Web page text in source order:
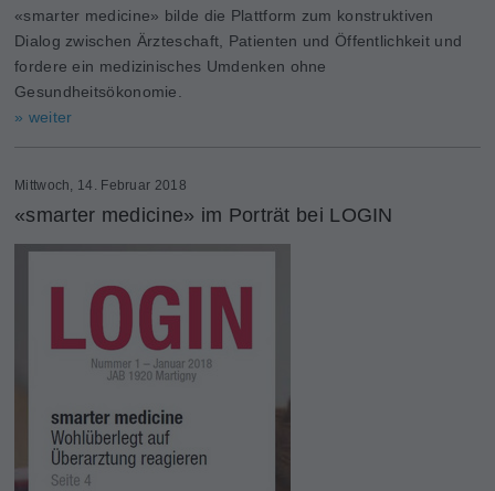
«smarter medicine» bilde die Plattform zum konstruktiven
Dialog zwischen Ärzteschaft, Patienten und Öffentlichkeit und
fordere ein medizinisches Umdenken ohne
Gesundheitsökonomie.
» weiter
Mittwoch, 14. Februar 2018
«smarter medicine» im Porträt bei LOGIN